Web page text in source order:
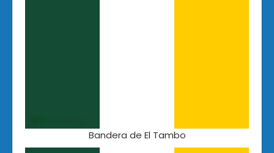
Bandera de El Tambo